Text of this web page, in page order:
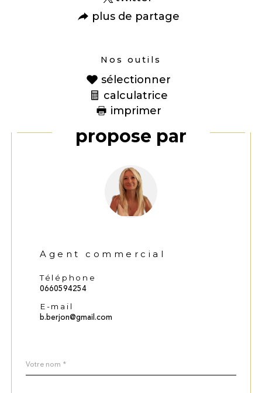
plus de partage
Nos outils
sélectionner
calculatrice
imprimer
Ce bien vous est
proposé par
Agent commercial
Téléphone
0660594254
E-mail
b.berjon@gmail.com
par
*